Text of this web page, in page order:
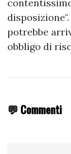
potrebbe
obbligo di
💬 Commenti